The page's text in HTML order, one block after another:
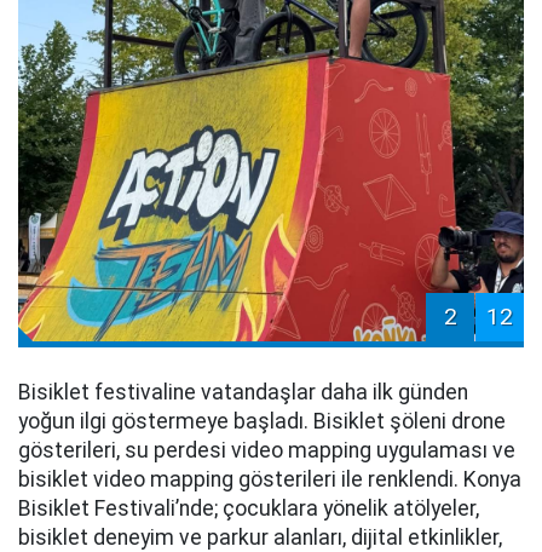
2 12
Bisiklet festivaline vatandaşlar daha ilk günden
yoğun ilgi göstermeye başladı. Bisiklet şöleni drone
gösterileri, su perdesi video mapping uygulaması ve
bisiklet video mapping gösterileri ile renklendi. Konya
Bisiklet Festivali’nde; çocuklara yönelik atölyeler,
bisiklet deneyim ve parkur alanları, dijital etkinlikler,